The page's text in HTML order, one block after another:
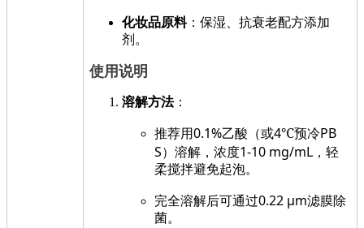
化妆品原料：保湿、抗衰老配方添加
剂。
使用说明
溶解方法：
推荐用0.1%乙酸（或4℃预冷PB
S）溶解，浓度1-10 mg/mL ，轻
柔搅拌避免起泡。
完全溶解后可通过0.22 μm滤膜除
菌。